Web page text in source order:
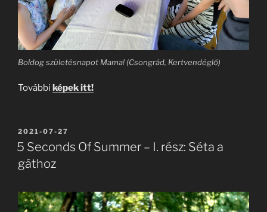
Boldog születésnapot Mama! (Csongrád, Kertvendéglő)
További képek itt!
BEKÜLDVE:
2021-07-27
5 Seconds Of Summer – I. rész: Séta a
gáthoz